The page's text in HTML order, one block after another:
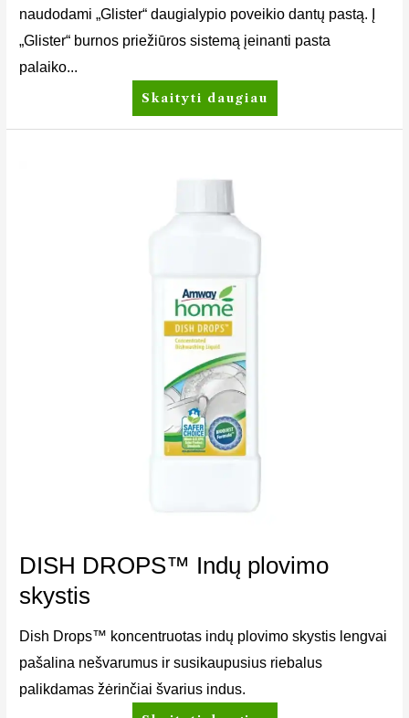
naudodami „Glister“ daugialypio poveikio dantų pastą. Į
„Glister“ burnos priežiūros sistemą įeinanti pasta
palaiko...
Skaityti daugiau
DISH DROPS™ Indų plovimo
skystis
Dish Drops™ koncentruotas indų plovimo skystis lengvai
pašalina nešvarumus ir susikaupusius riebalus
palikdamas žėrinčiai švarius indus.